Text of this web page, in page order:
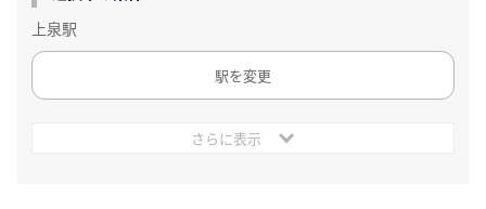
上泉駅
駅を変更
さらに表示